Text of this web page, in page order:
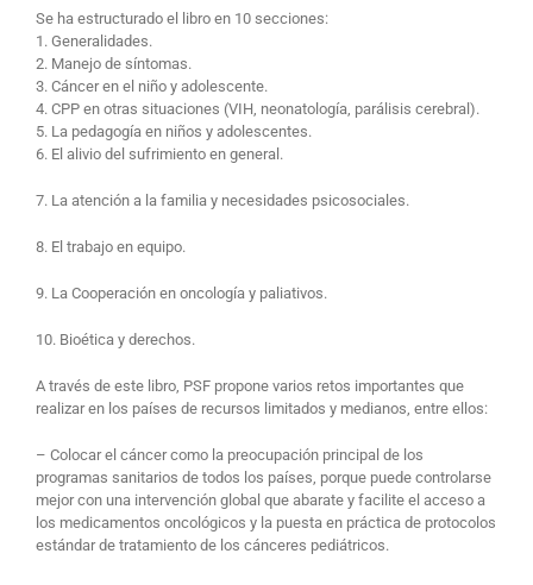
Se ha estructurado el libro en 10 secciones:
1. Generalidades.
2. Manejo de síntomas.
3. Cáncer en el niño y adolescente.
4. CPP en otras situaciones (VIH, neonatología, parálisis cerebral).
5. La pedagogía en niños y adolescentes.
6. El alivio del sufrimiento en general.
7. La atención a la familia y necesidades psicosociales.
8. El trabajo en equipo.
9. La Cooperación en oncología y paliativos.
10. Bioética y derechos.
A través de este libro, PSF propone varios retos importantes que
realizar en los países de recursos limitados y medianos, entre ellos:
– Colocar el cáncer como la preocupación principal de los
programas sanitarios de todos los países, porque puede controlarse
mejor con una intervención global que abarate y facilite el acceso a
los medicamentos oncológicos y la puesta en práctica de protocolos
estándar de tratamiento de los cánceres pediátricos.